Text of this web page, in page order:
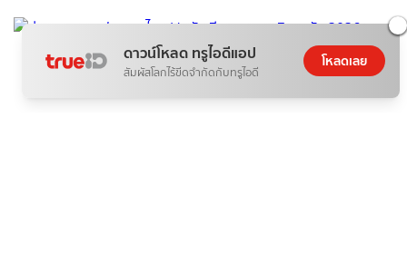
ดาวน์โหลด ทรูไอดีแอป
สัมผัสโลกไร้ขีดจำกัดกับทรูไอดี
โหลดเลย